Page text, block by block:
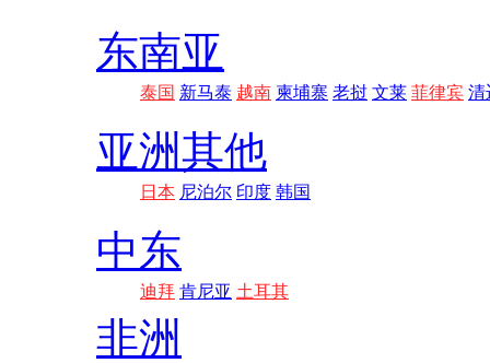
东南亚
泰国 新马泰 越南 柬埔寨 老挝 文莱 菲律宾 清
亚洲其他
日本 尼泊尔 印度 韩国
中东
迪拜 肯尼亚 土耳其
非洲